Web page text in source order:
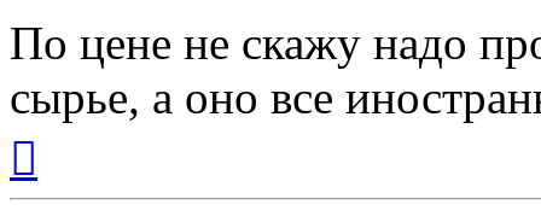
По цене не скажу надо
сырье, а оно все
началу